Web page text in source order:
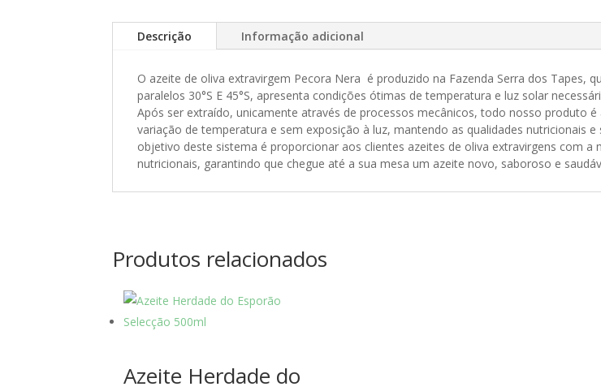
Descrição Informação adicional
O azeite de oliva extravirgem Pecora Nera é produzido na Fazenda Serra dos Tapes,
paralelos 30°S E 45°S, apresenta condições ótimas de temperatura e luz solar
Após ser extraído, unicamente através de processos mecânicos, todo nosso produto
variação de temperatura e sem exposição à luz, mantendo as qualidades nutricionais
objetivo deste sistema é proporcionar aos clientes azeites de oliva extravirgens com a
nutricionais, garantindo que chegue até a sua mesa um azeite novo, saboroso e
Produtos relacionados
Azeite Herdade do